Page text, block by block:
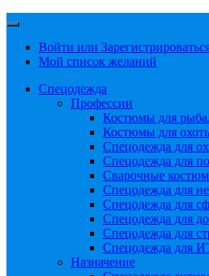
Войти или
Мой список желаний
Спецодежда
Профессии
Костюмы для
Костюмы для
Спецодежда для
Спецодежда для
Сварочные
Спецодежда для
Спецодежда для
Спецодежда для
Спецодежда для
Спецодежда для
Назначение